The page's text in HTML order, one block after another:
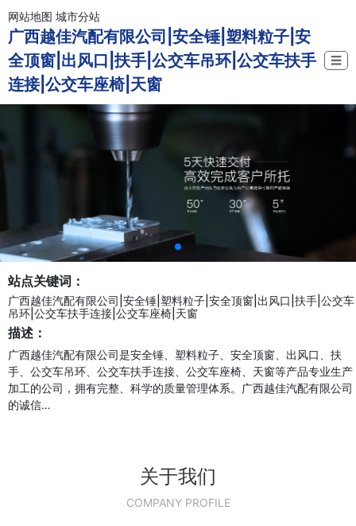
网站地图 城市分站
广西越佳汽配有限公司|安全锤|塑料粒子|安
全顶窗|出风口|扶手|公交车吊环|公交车扶手
连接|公交车座椅|天窗
☰
站点关键词：
广西越佳汽配有限公司|安全锤|塑料粒子|安全顶窗|出风口|扶手|公交车
吊环|公交车扶手连接|公交车座椅|天窗
描述：
广西越佳汽配有限公司是安全锤、塑料粒子、安全顶窗、出风口、扶
手、公交车吊环、公交车扶手连接、公交车座椅、天窗等产品专业生产
加工的公司，拥有完整、科学的质量管理体系。广西越佳汽配有限公司
的诚信…
关于我们
COMPANY PROFILE